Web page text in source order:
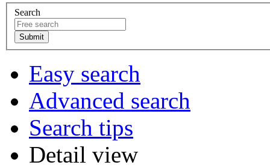
Search
Easy search
Advanced search
Search tips
Detail view